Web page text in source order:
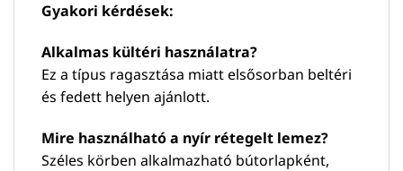
Gyakori kérdések:
Alkalmas kültéri használatra?
Ez a típus ragasztása miatt elsősorban beltéri
és fedett helyen ajánlott.
Mire használható a nyír rétegelt lemez?
Széles körben alkalmazható bútorlapként,